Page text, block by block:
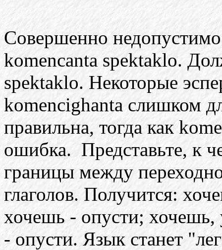
Совершенно
komencanta spektaklo.
spektaklo. Некоторые
komencighanta слишком
правильна, тогда как
ошибка. Представьте, к
границы между
глаголов. Получится:
хочешь - опусти;
- опусти. Язык станет